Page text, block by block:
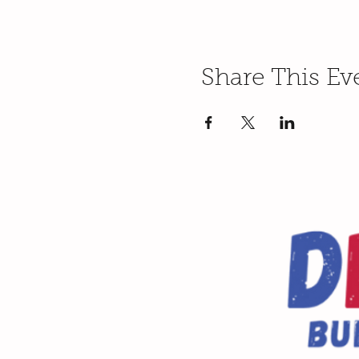
Share This